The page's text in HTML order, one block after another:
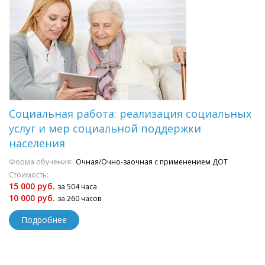
Социальная работа: реализация социальных
услуг и мер социальной поддержки
населения
Форма обучения: Очная/Очно-заочная с применением ДОТ
Стоимость:
15 000 руб. за 504 часа
10 000 руб. за 260 часов
Подробнее